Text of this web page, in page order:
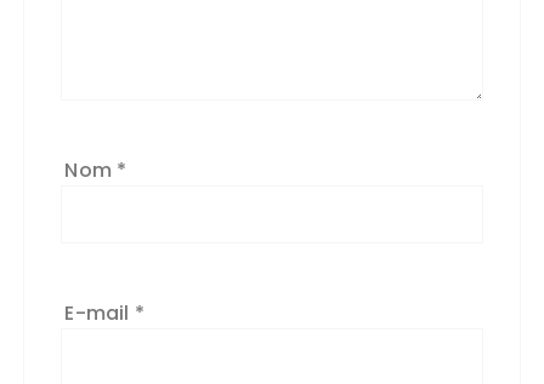
Nom *
E-mail *